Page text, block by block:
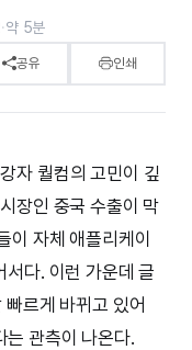
·약 5분
공유 인쇄
자 퀄컴의 고민이 깊
장인 중국 수출이 막
이 자체 애플리케이
다. 이런 가운데 글
르게 바뀌고 있어
는 관측이 나온다.